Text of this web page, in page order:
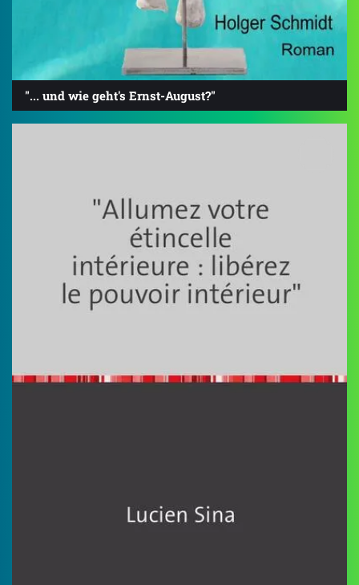
"... und wie geht's Ernst-August?"